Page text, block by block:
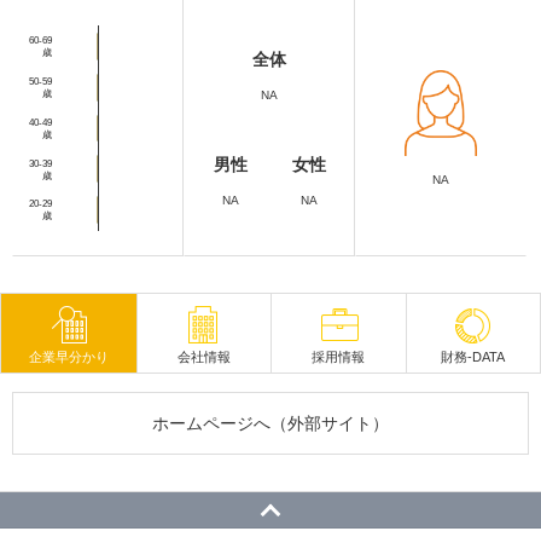
60-69
歳
50-59
歳
40-49
歳
30-39
歳
20-29
歳
全体
NA
男性
NA
女性
NA
NA
企業早分かり 会社情報 採用情報 財務-DATA
ホームページへ（外部サイト）